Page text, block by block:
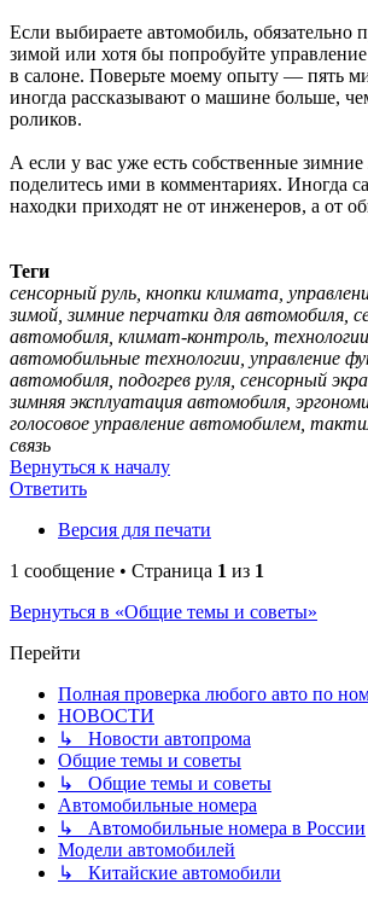
Если выбираете автомобиль, обязательно
зимой или хотя бы попробуйте
в салоне. Поверьте моему опыту — пять
иногда рассказывают о машине больше,
роликов.
А если у вас уже есть собственные
поделитесь ими в комментариях. Иногда
находки приходят не от инженеров, а от
Теги
сенсорный руль, кнопки климата,
зимой, зимние перчатки для автомобиля,
автомобиля, климат-контроль,
автомобильные технологии, управление
автомобиля, подогрев руля, сенсорный
зимняя эксплуатация автомобиля,
голосовое управление автомобилем,
связь
Вернуться к началу
Ответить
Версия для печати
1 сообщение • Страница 1 из 1
Вернуться в «Общие темы и советы»
Перейти
Полная проверка любого авто по
НОВОСТИ
↳ Новости автопрома
Общие темы и советы
↳ Общие темы и советы
Автомобильные номера
↳ Автомобильные номера в России
Модели автомобилей
↳ Китайские автомобили